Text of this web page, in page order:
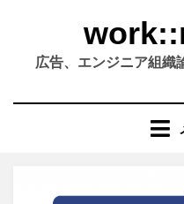
広告、エンジニア組織